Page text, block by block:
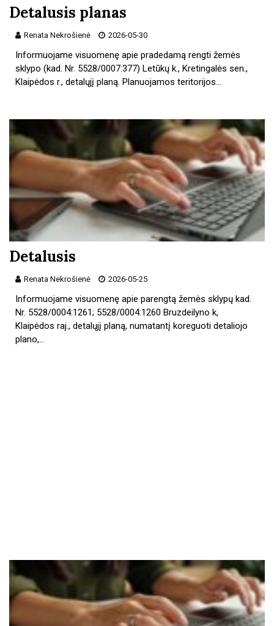
Detalusis planas
Renata Nekrošienė 2026-05-30
Informuojame visuomenę apie pradedamą rengti žemės
sklypo (kad. Nr. 5528/0007:377) Letūkų k., Kretingalės sen.,
Klaipėdos r., detalųjį planą. Planuojamos teritorijos…
Detalusis
Renata Nekrošienė 2026-05-25
Informuojame visuomenę apie parengtą žemės sklypų kad.
Nr. 5528/0004:1261; 5528/0004:1260 Bruzdeilyno k,
Klaipėdos raj., detalųjį planą, numatantį koreguoti detaliojo
plano,…